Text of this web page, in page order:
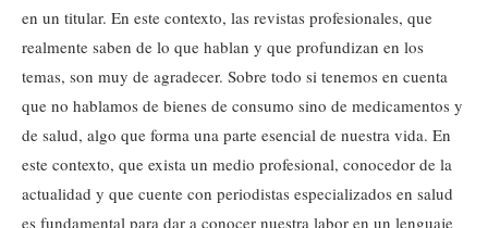
en un titular. En este contexto, las revistas profesionales, que
realmente saben de lo que hablan y que profundizan en los
temas, son muy de agradecer. Sobre todo si tenemos en cuenta
que no hablamos de bienes de consumo sino de medicamentos y
de salud, algo que forma una parte esencial de nuestra vida. En
este contexto, que exista un medio profesional, conocedor de la
actualidad y que cuente con periodistas especializados en salud
es fundamental para dar a conocer nuestra labor en un lenguaje